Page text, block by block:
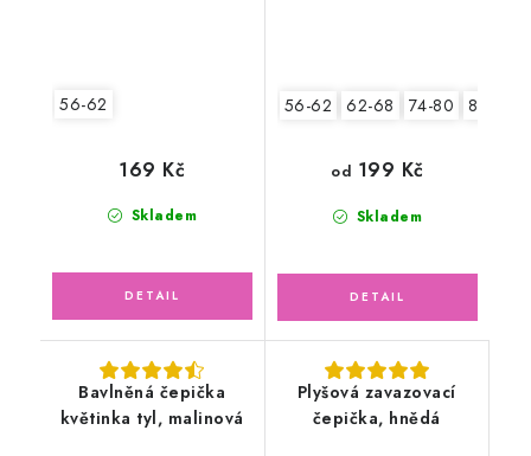
56-62
Skladem
169 Kč
56-62 62-68 74-80 80-86
Skladem
od 199 Kč
Bavlněná čepička
květinka tyl, malinová
Plyšová zavazovací
čepička, hnědá